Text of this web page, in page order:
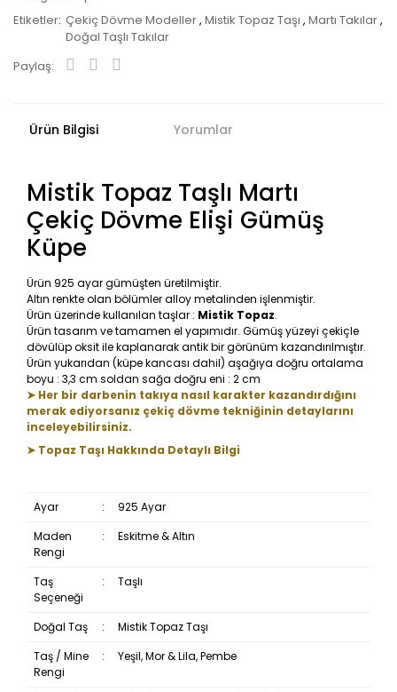
Etiketler Çekiç Dövme Modeller, Mistik Topaz Taşı , Martı Takılar,
Doğal Taşlı Takılar
Paylaş:
Ürün Bilgisi Yorumlar
Mistik Topaz Taşlı Martı
Çekiç Dövme Elişi Gümüş
Küpe
Ürün 925 ayar gümüşten üretilmiştir.
Altın renkte olan bölümler alloy metalinden işlenmiştir.
Ürün üzerinde kullanılan taşlar : Mistik Topaz.
Ürün tasarım ve tamamen el yapımıdır. Gümüş yüzeyi çekiçle
dövülüp oksit ile kaplanarak antik bir görünüm kazandırılmıştır.
Ürün yukarıdan (küpe kancası dahil) aşağıya doğru ortalama
boyu : 3,3 cm soldan sağa doğru eni : 2 cm
➤ Her bir darbenin takıya nasıl karakter kazandırdığını
merak ediyorsanız çekiç dövme tekniğinin detaylarını
inceleyebilirsiniz.
➤ Topaz Taşı Hakkında Detaylı Bilgi
Ayar :
925 Ayar
Maden
Rengi
: Eskitme & Altın
Taş
Seçeneği
: Taşlı
Doğal Taş :
Mistik Topaz Taşı
Taş / Mine
Rengi
: Yeşil, Mor & Lila, Pembe